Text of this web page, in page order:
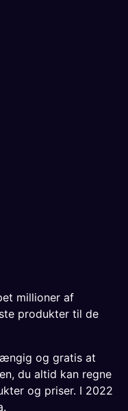
millioner af
produkter til de
og gratis at
du altid kan regne
og priser. I 2022